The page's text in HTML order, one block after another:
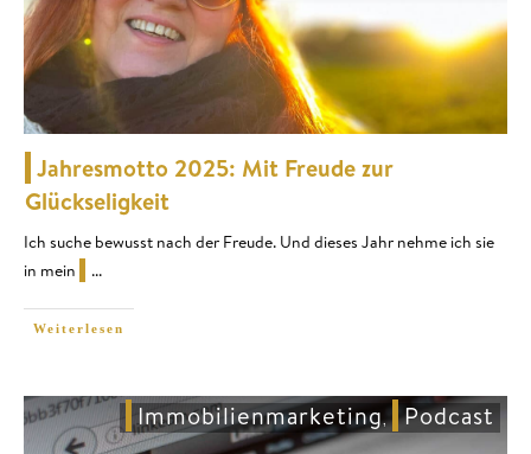
Jahresmotto 2025: Mit Freude zur
Glückseligkeit
Ich suche bewusst nach der Freude. Und dieses Jahr nehme ich sie
in mein
...
Weiterlesen
Immobilienmarketing, Podcast